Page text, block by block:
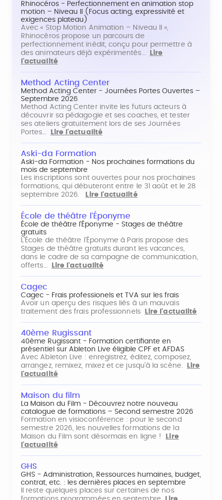
Rhinocéros - Perfectionnement en animation stop
motion – Niveau II (Focus acting, expressivité et
exigences plateau)
Avec « Stop Motion Animation – Niveau II »,
Rhinocéros propose un parcours de
perfectionnement inédit, conçu pour permettre à
des animateurs déjà expérimentés…
Lire
l'actualité
Method Acting Center
Method Acting Center - Journées Portes Ouvertes –
Septembre 2026
Method Acting Center invite les futurs acteurs à
découvrir sa pédagogie et ses coaches, et tester
ses ateliers gratuitement lors de ses Journées
Portes…
Lire l'actualité
Aski-da Formation
Aski-da Formation - Nos prochaines formations du
mois de septembre
Les inscriptions sont ouvertes pour nos prochaines
formations, qui débuteront entre le 31 août et le 28
septembre 2026.
Lire l'actualité
École de théâtre l'Éponyme
École de théâtre l'Éponyme - Stages de théâtre
gratuits
L'École de théâtre l'Éponyme à Paris propose des
Stages de théâtre gratuits durant les vacances,
dans le cadre de sa campagne de communication,
offerts…
Lire l'actualité
Cagec
Cagec - Frais professionels et TVA sur les frais
Avoir un aperçu des risques liés à un mauvais
traitement des frais professionnels
Lire l'actualité
40ème Rugissant
40ème Rugissant - Formation certifiante en
présentiel sur Ableton Live éligible CPF et AFDAS
Avec Ableton Live : enregistrez, éditez, composez,
arrangez, remixez, mixez et ce jusqu'à la scène.
Lire
l'actualité
Maison du film
La Maison du Film - Découvrez notre nouveau
catalogue de formations – Second semestre 2026
Formation en visioconférence : pour le second
semestre 2026, les nouvelles formations de la
Maison du Film sont désormais en ligne !
Lire
l'actualité
GHS
GHS - Administration, Ressources humaines, budget,
contrat, etc. : les dernières places en septembre
Il reste quelques places sur certaines de nos